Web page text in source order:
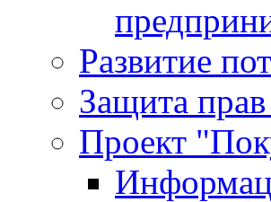
Развитие
Защита
Проект